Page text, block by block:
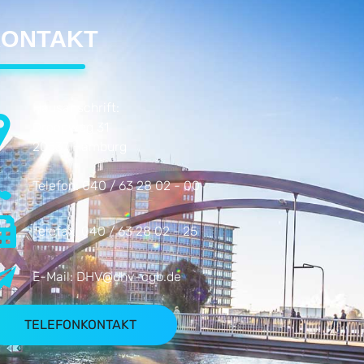
Hausanschrift:
20537 Hamburg
Telefon:040 / 63 28 02 - 00
Telefax: 040 / 63 28 02 - 25
E-Mail:DHV@dhv-cgb.de
TELEFONKONTAKT